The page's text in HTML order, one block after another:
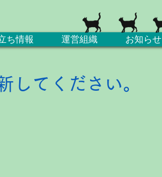
ち情報 運営組織 お知らせ
してください。